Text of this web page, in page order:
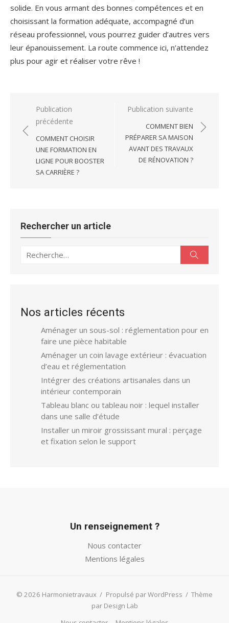
solide. En vous armant des bonnes compétences et en
choisissant la formation adéquate, accompagné d’un
réseau professionnel, vous pourrez guider d’autres vers
leur épanouissement. La route commence ici, n’attendez
plus pour agir et réaliser votre rêve !
Navigation
de
l’article
Publication
précédente
COMMENT CHOISIR
UNE FORMATION EN
LIGNE POUR BOOSTER
SA CARRIÈRE ?
Publication suivante
COMMENT BIEN
PRÉPARER SA MAISON
AVANT DES TRAVAUX
DE RÉNOVATION ?
Rechercher un article
Recherche
Nos articles récents
Aménager un sous-sol : réglementation pour en
faire une pièce habitable
Aménager un coin lavage extérieur : évacuation
d’eau et réglementation
Intégrer des créations artisanales dans un
intérieur contemporain
Tableau blanc ou tableau noir : lequel installer
dans une salle d’étude
Installer un miroir grossissant mural : perçage
et fixation selon le support
Un renseignement ?
Nous contacter
Mentions légales
© 2026 Harmonietravaux / Propulsé par WordPress / Thème
par Design Lab